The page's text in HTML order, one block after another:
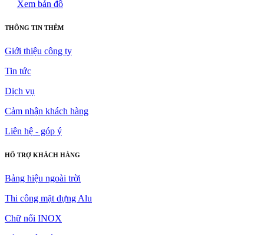
Xem bản đồ
THÔNG TIN THÊM
Giới thiệu công ty
Tin tức
Dịch vụ
Cảm nhận khách hàng
Liên hệ - góp ý
HỔ TRỢ KHÁCH HÀNG
Bảng hiệu ngoài trời
Thi công mặt dựng Alu
Chữ nổi INOX